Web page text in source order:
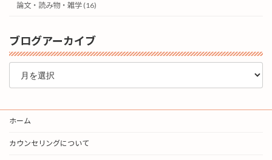
論文・読み物・雑学 (16)
ブログアーカイブ
ブ
グ
ー
カ
ブ
ホーム
カウンセリングについて